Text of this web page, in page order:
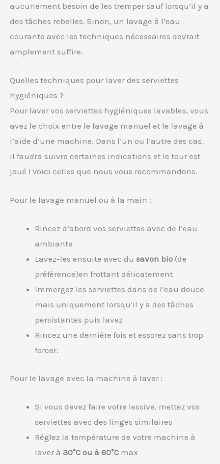
aucunement besoin de les tremper sauf lorsqu’il y a
des tâches rebelles. Sinon, un lavage à l’eau
courante avec les techniques nécessaires devrait
amplement suffire.
Quelles techniques pour laver des serviettes
hygiéniques ?
Pour laver vos serviettes hygiéniques lavables, vous
avez le choix entre le lavage manuel et le lavage à
l’aide d’une machine. Dans l’un ou l’autre des cas,
il faudra suivre certaines indications et le tour est
joué ! Voici celles que nous vous recommandons.
Pour le lavage manuel ou à la main :
Rincez d’abord vos serviettes avec de l’eau
ambiante
Lavez-les ensuite avec du savon bio (de
préférence)en frottant délicatement
Immergez les serviettes dans de l’eau douce
mais uniquement lorsqu’il y a des tâches
persistantes puis lavez
Rincez une dernière fois et essorez sans trop
forcer.
Pour le lavage avec la machine à laver :
Si vous devez faire votre lessive, mettez vos
serviettes avec des linges similaires
Réglez la température de votre machine à
laver à 30°C ou à 60°C max